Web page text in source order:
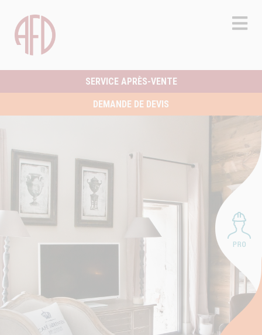
SERVICE APRÈS-VENTE
DEMANDE DE DEVIS